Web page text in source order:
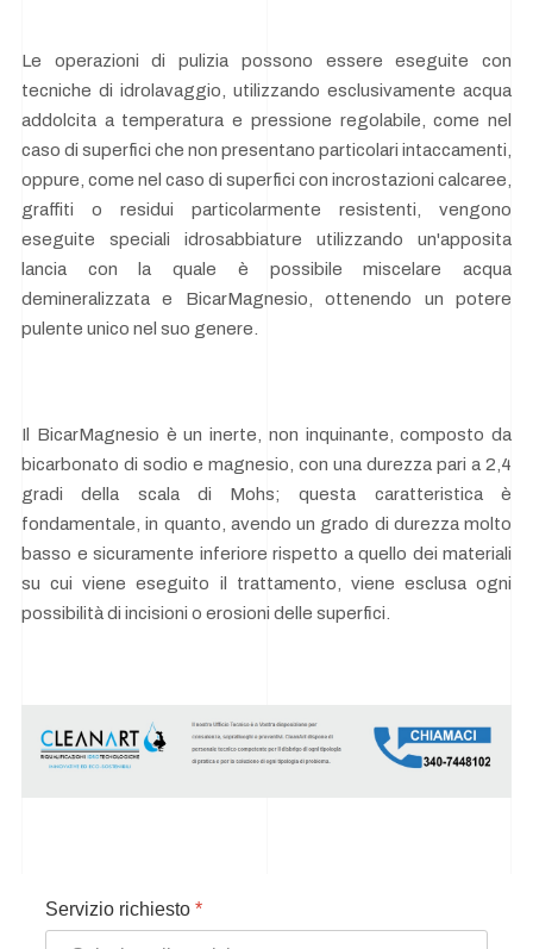
Le operazioni di pulizia possono essere eseguite con
tecniche di idrolavaggio, utilizzando esclusivamente acqua
addolcita a temperatura e pressione regolabile, come nel
caso di superfici che non presentano particolari intaccamenti,
oppure, come nel caso di superfici con incrostazioni calcaree,
graffiti o residui particolarmente resistenti, vengono
eseguite speciali idrosabbiature utilizzando un'apposita
lancia con la quale è possibile miscelare acqua
demineralizzata e BicarMagnesio, ottenendo un potere
pulente unico nel suo genere.
Il BicarMagnesio è un inerte, non inquinante, composto da
bicarbonato di sodio e magnesio, con una durezza pari a 2,4
gradi della scala di Mohs; questa caratteristica è
fondamentale, in quanto, avendo un grado di durezza molto
basso e sicuramente inferiore rispetto a quello dei materiali
su cui viene eseguito il trattamento, viene esclusa ogni
possibilità di incisioni o erosioni delle superfici.
Servizio richiesto *